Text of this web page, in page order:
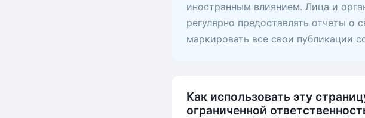
иностранным влиянием. Лица и
регулярно предоставлять отчеты о
маркировать все свои публикации
Как использовать эту
ограниченной